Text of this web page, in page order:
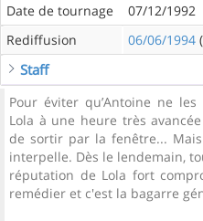
Date de tournage
07/12/1992
Rediffusion
06/06/1994
Staff
Pour éviter qu’Antoine ne
Lola à une heure très
de sortir par la fenêtre...
interpelle. Dès le lendemain,
réputation de Lola fort
remédier et c'est la bagarre